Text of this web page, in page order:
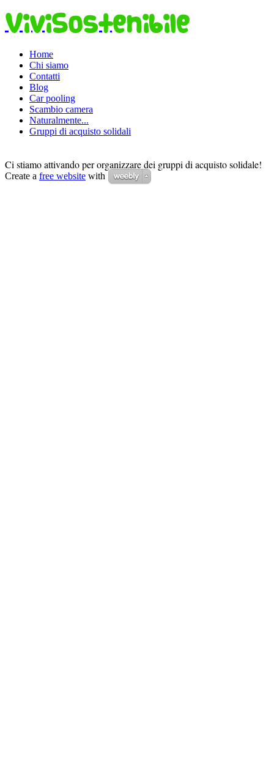
ViviSostenibile
Home
Chi siamo
Contatti
Blog
Car pooling
Scambio camera
Naturalmente...
Gruppi di acquisto solidali
Ci stiamo attivando per organizzare dei gruppi di acquisto solidale!
Create a free website with